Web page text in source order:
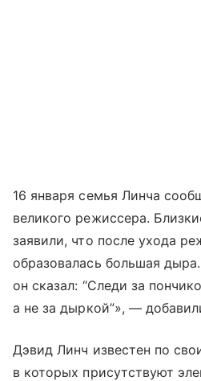
16 января семья Линча
великого режиссера.
заявили, что после ухода
образовалась большая
он сказал: “Следи за
а не за дыркой”», —
Дэвид Линч известен по
в которых присутствуют